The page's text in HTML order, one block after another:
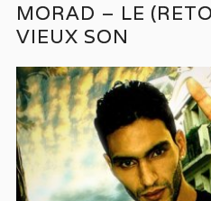
MORAD – LE
VIEUX SON